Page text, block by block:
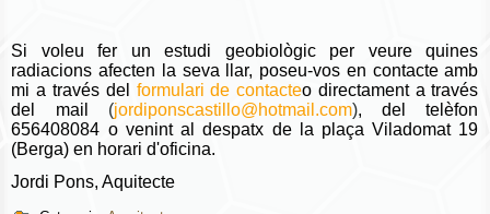
Si voleu fer un estudi geobiològic per veure quines
radiacions afecten la seva llar, poseu-vos en contacte amb
mi a través del formulari de contacteo directament a través
del mail
(jordiponscastillo@hotmail.com), del telèfon
656408084 o venint al despatx de la plaça Viladomat 19
(Berga) en horari d'oficina.
Jordi Pons, Aquitecte